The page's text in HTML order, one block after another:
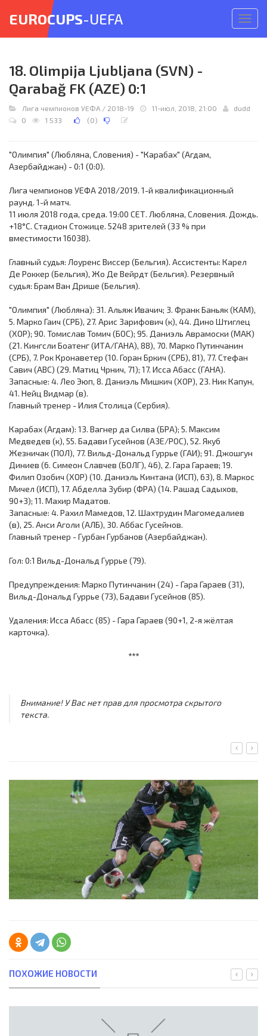
меню
EUROCUPS-UEFA
18. Olimpija Ljubljana (SVN) -
Qarabağ FK (AZE) 0:1
Лига чемпионов УЕФА / 2018-19 11-июл, 2018, 21:00
dudd
0
1 533 (0)
"Олимпия" (Любляна, Словения) - "Карабах" (Агдам,
Азербайджан) - 0:1 (0:0).
Лига чемпионов УЕФА 2018/2019. 1-й квалификационный
раунд. 1-й матч.
11 июля 2018 года, среда. 19:00 СЕТ. Любляна, Словения. Дождь.
+18°C. Стадион Стожице. 5248 зрителей (33 % при
вместимости 16038).
Главный судья: Лоуренс Виссер (Бельгия). Ассистенты: Карел
Де Роккер (Бельгия), Жо Де Вейрдт (Бельгия). Резервный
судья: Брам Ван Дрише (Бельгия).
"Олимпия" (Любляна): 31. Альяж Ивачич; 3. Франк Баньяк (КАМ),
5. Марко Гаич (СРБ), 27. Арис Зарифович (к), 44. Дино Штиглец
(ХОР); 90. Томислав Томич (БОС); 95. Даниэль Аврамоски (МАК)
(21. Кингсли Боатенг (ИТА/ГАНА), 88), 70. Марко Путинчанин
(СРБ), 7. Рок Кронаветер (10. Горан Бркич (СРБ), 81), 77. Стефан
Савич (АВС) (29. Матиц Чрнич, 71); 17. Исса Абасс (ГАНА).
Запасные: 4. Лео Эюп, 8. Даниэль Мишкич (ХОР), 23. Ник Капун,
41. Нейц Видмар (в).
Главный тренер - Илия Столица (Сербия).
Карабах (Агдам): 13. Вагнер да Силва (БРА); 5. Максим
Медведев (к), 55. Бадави Гусейнов (АЗЕ/РОС), 52. Якуб
Жезничак (ПОЛ), 77. Вильд-Дональд Гуррье (ГАИ); 91. Джошгун
Диниев (6. Симеон Славчев (БОЛГ), 46), 2. Гара Гараев; 19.
Филип Озобич (ХОР) (10. Даниэль Кинтана (ИСП), 63), 8. Маркос
Мичел (ИСП), 17. Абделла Зубир (ФРА) (14. Рашад Садыхов,
90+3); 11. Махир Мадатов.
Запасные: 4. Рахил Мамедов, 12. Шахтрудин Магомедалиев
(в), 25. Анси Аголи (АЛБ), 30. Аббас Гусейнов.
Главный тренер - Гурбан Гурбанов (Азербайджан).
Гол: 0:1 Вильд-Дональд Гуррье (79).
Предупреждения: Марко Путинчанин (24) - Гара Гараев (31),
Вильд-Дональд Гуррье (73), Бадави Гусейнов (85).
Удаления: Исса Абасс (85) - Гара Гараев (90+1, 2-я жёлтая
карточка).
***
Внимание! У Вас нет прав для просмотра скрытого
текста.
ПОХОЖИЕ НОВОСТИ